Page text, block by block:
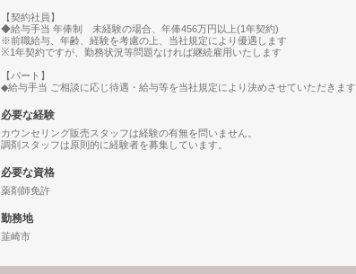
【契約社員】
◆給与手当 年俸制 未経験の場合、年俸456万円以上(1年契約)
※前職給与、年齢、経験を考慮の上、当社規定により優遇します
※1年契約ですが、勤務状況等問題なければ継続雇用いたします
【パート】
◆給与手当 ご相談に応じ待遇・給与等を当社規定により決めさせていただきます
必要な経験
カウンセリング販売スタッフは経験の有無を問いません。
調剤スタッフは原則的に経験者を募集しています。
必要な資格
薬剤師免許
勤務地
韮崎市